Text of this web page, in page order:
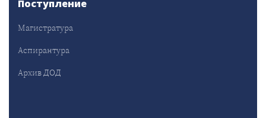
Поступление
Магистратура
Аспирантура
Архив ДОД